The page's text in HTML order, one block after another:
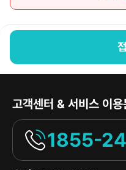
고객센터 & 서비스 이용
1855-